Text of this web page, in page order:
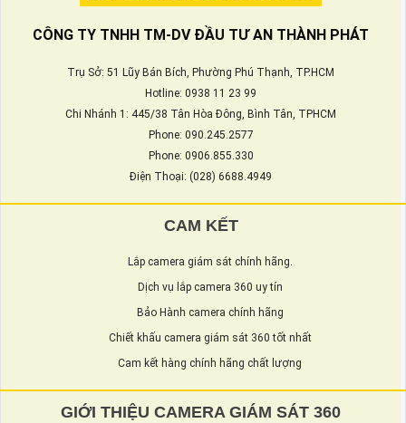
CÔNG TY TNHH TM-DV ĐẦU TƯ AN THÀNH PHÁT
Trụ Sở: 51 Lũy Bán Bích, Phường Phú Thạnh, TP.HCM
Hotline: 0938 11 23 99
Chi Nhánh 1: 445/38 Tân Hòa Đông, Bình Tân, TPHCM
Phone: 090.245.2577
Phone: 0906.855.330
Điện Thoại: (028) 6688.4949
CAM KẾT
Lắp camera giám sát chính hãng.
Dịch vụ lắp camera 360 uy tín
Bảo Hành camera chính hãng
Chiết khấu camera giám sát 360 tốt nhất
Cam kết hàng chính hãng chất lượng
GIỚI THIỆU CAMERA GIÁM SÁT 360